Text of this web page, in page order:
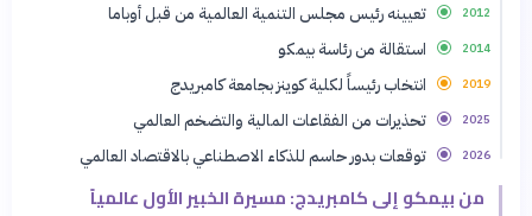
2012 تعيينه رئيس مجلس التنمية العالمية من قبل أوباما
2014 استقالة من رئاسة بيمكو
2019 انتخاب رئيساً لكلية كوينز بجامعة كامبريدج
2025 تحذيرات من الفقاعات المالية والتضخم العالمي
2026 توقعات بدور حاسم للذكاء الاصطناعي بالاقتصاد العالمي
من بيمكو إلى كامبريدج: مسيرة الخبير الأول عالمياً